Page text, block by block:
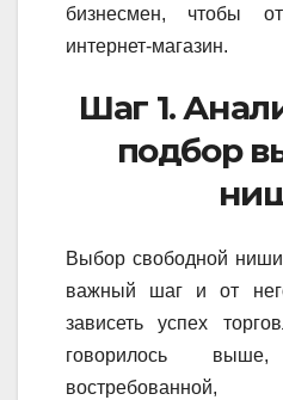
бизнесмен, чтобы
интернет-магазин.
Шаг 1.
подбор
Выбор свободной ниши
важный шаг и от
зависеть успех
говорилось
востребованной,